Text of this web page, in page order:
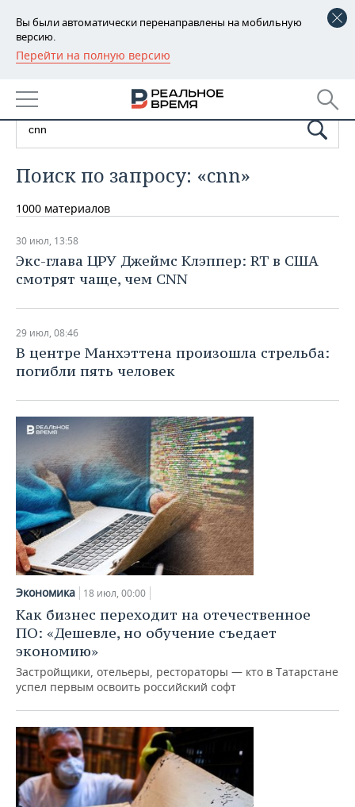
Вы были автоматически перенаправлены на мобильную
версию.
Перейти на полную версию
РЕГИОНЫ
БАШКОРТОСТАН
ТАТАРСТАН
УДМУРТИЯ
НОВОСТИ
АНАЛИТИКА
НОВОСТИ АНАЛИТИКИ
ДЕКЛАРАЦИИ О ДОХОДАХ
КОРОЛИ ГОСЗАКАЗА ПФО
ВУЗЫ ТАТАРСТАНА
КОМУ ПРИНАДЛЕЖАТ
ТАТАРСТАНА
ЭКОНОМИКА
НОВОСТИ ЭКОНОМИКИ
ФИНАНСЫ
БАНКИ
БЮДЖЕТ
ИНВЕСТИЦИИ
ПРОМЫШЛЕННОСТЬ
НОВОСТИ
ПРОМЫШЛЕННОСТИ
АГРОПРОМ
НЕФТЕХИМИЯ
НЕФТЬ
ОПК
ЭНЕРГЕТИКА
НЕДВИЖИМОСТЬ
НОВОСТИ НЕДВИЖИМОСТИ
АВТО
НОВОСТИ АВТО
БИЗНЕС
НОВОСТИ БИЗНЕСА
ТРАНСПОРТ
УСЛУГИ
ТЕХНОЛОГИИ
IT
МЕДИА
ТЕЛЕКОММУНИКАЦИИ
НОВОСТИ МЕРОПРИЯТИЙ
ВЫЕЗДНАЯ РЕДАКЦИЯ
БИЗНЕС-БРАНЧИ
ONLINE-КОНФЕРЕНЦИИ
ОТКРЫТАЯ ЛЕКЦИЯ
СПОРТ
НОВОСТИ СПОРТА
ФУТБОЛ
ХОККЕЙ
БАСКЕТБОЛ
ВОЛЕЙБОЛ
КИБЕРСПОРТ
ФИГУРНОЕ КАТАНИЕ
ВОДНЫЕ ВИДЫ СПОРТА
ХОККЕЙ С МЯЧОМ
ОБЩЕСТВО
НОВОСТИ ОБЩЕСТВА
ВЛАСТЬ
ИНФРАСТРУКТУРА
КУЛЬТУРА
МЕДИЦИНА
ОБРАЗОВАНИЕ
ПРОИСШЕСТВИЯ
ФОТОГАЛЕРЕЯ
СЮЖЕТЫ
СПРАВОЧНИК
СПИСОК ПЕРСОН
СПИСОК КОМПАНИЙ
ПОЛНАЯ ВЕРСИЯ
Поиск по запросу: «cnn»
1000 материалов
30 июл, 13:58
Экс-глава ЦРУ Джеймс Клэппер: RT в США
смотрят чаще, чем CNN
29 июл, 08:46
В центре Манхэттена произошла стрельба:
погибли пять человек
Экономика 18 июл, 00:00
Как бизнес переходит на отечественное
ПО: «Дешевле, но обучение съедает
экономию»
Застройщики, отельеры, рестораторы — кто в Татарстане
успел первым освоить российский софт